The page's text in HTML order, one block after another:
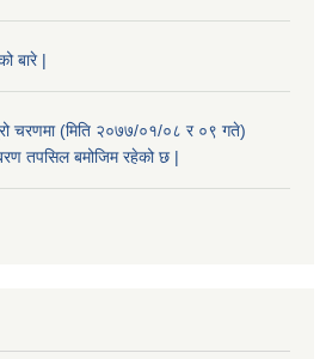
बारे |
चरणमा (मिति २०७७/०१/०८ र ०९ गते)
तपसिल बमोजिम रहेको छ |